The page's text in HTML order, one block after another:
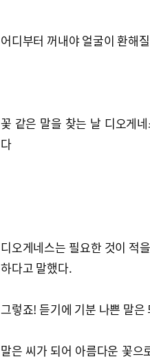
어디부터 꺼내야 얼굴이 환해
꽃 같은 말을 찾는 날 디오게
다
디오게네스는 필요한 것이 적
하다고 말했다.
그렇죠! 듣기에 기분 나쁜 말
말은 씨가 되어 아름다운 꽃